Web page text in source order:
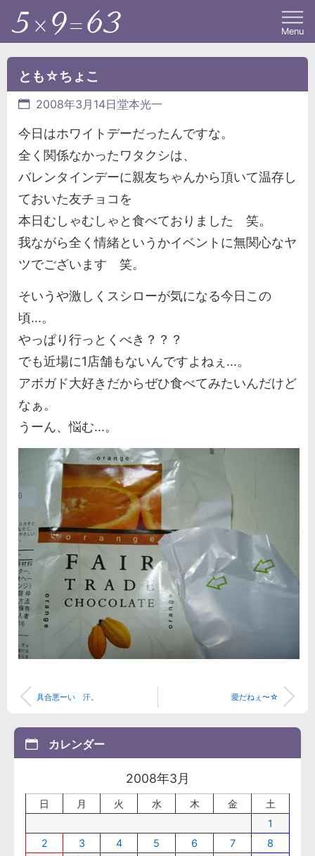
Menu
とも☆ちょこ
2008年3月14日 堂本光一
今日はホワイトデーだったんですな。
全く関係なかったワタクシは、
バレンタインデーに親友ちゃんから頂いて温存し
ておいた友チョコを
本日むしゃむしゃと食べておりました 笑。
我ながら全く情緒というかイベントに無関心なヤ
ツでございます 笑。
そいうや激しくスシローが気になる今日この
頃...。
やっぱり行っとくべき？？？
でも近場に1店舗もないんですよねぇ...。
アボガド大好きだからぜひ食べてみたいんだけど
なぁ。
うーん、悩む...。
具合悪ーい 汗。 愛だねぇ〜☆
カレンダー
2008年3月
日 月 火 水 木 金
土
1
2
3 4 5 6 7
8